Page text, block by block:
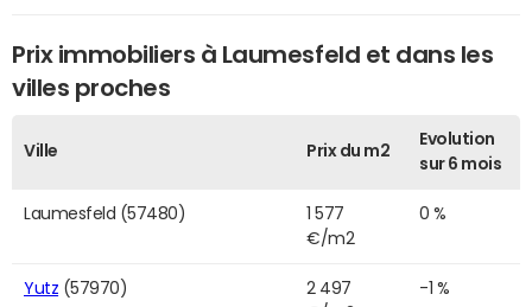
Prix immobiliers à Laumesfeld et dans les
villes proches
Ville Prix du m2
Evolution
sur 6 mois
Laumesfeld (57480)
1 577
€/m2
0 %
Yutz (57970)
2 497
-1 %